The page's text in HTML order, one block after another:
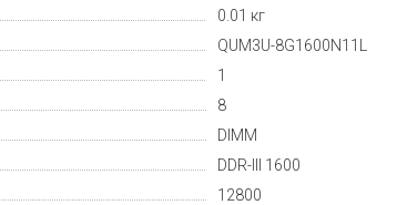
0.01 кг
QUM3U-8G1600N11L
1
8
DIMM
DDR-III 1600
12800